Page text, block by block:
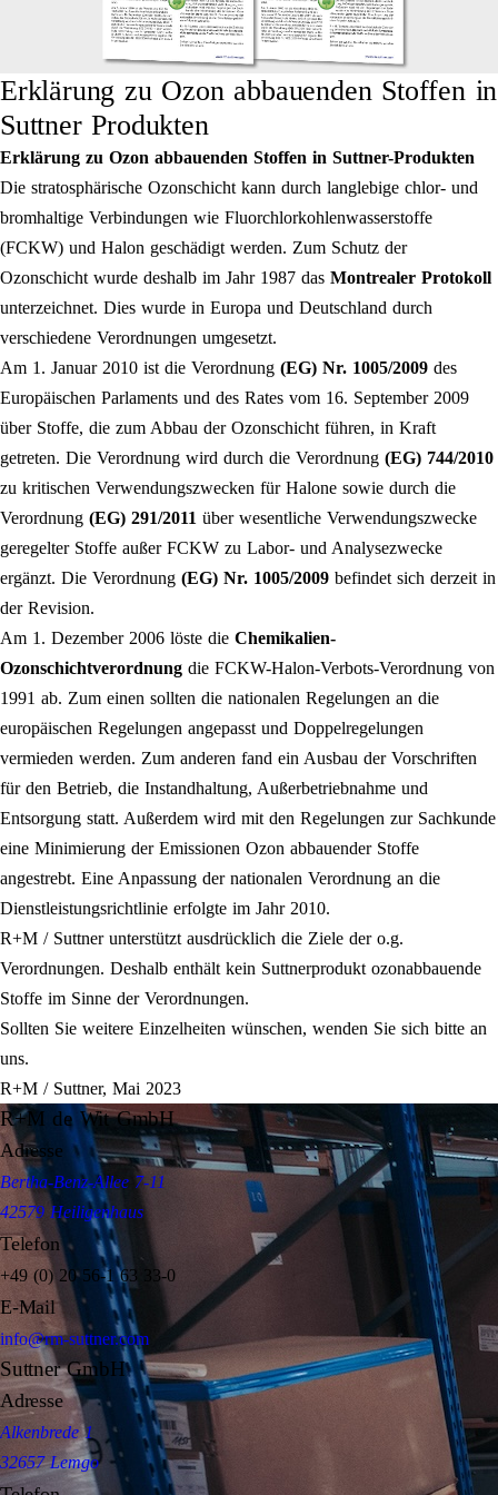
Erklärung zu Ozon abbauenden Stoffen in
Suttner Produkten
Erklärung zu Ozon abbauenden Stoffen in Suttner-Produkten
Die stratosphärische Ozonschicht kann durch langlebige chlor- und
bromhaltige Verbindungen wie Fluorchlorkohlenwasserstoffe
(FCKW) und Halon geschädigt werden. Zum Schutz der
Ozonschicht wurde deshalb im Jahr 1987 das Montrealer Protokoll
unterzeichnet. Dies wurde in Europa und Deutschland durch
verschiedene Verordnungen umgesetzt.
Am 1. Januar 2010 ist die Verordnung (EG) Nr. 1005/2009 des
Europäischen Parlaments und des Rates vom 16. September 2009
über Stoffe, die zum Abbau der Ozonschicht führen, in Kraft
getreten. Die Verordnung wird durch die Verordnung (EG) 744/2010
zu kritischen Verwendungszwecken für Halone sowie durch die
Verordnung (EG) 291/2011 über wesentliche Verwendungszwecke
geregelter Stoffe außer ⁠FCKW⁠ zu Labor- und Analysezwecke
ergänzt. Die Verordnung (EG) Nr. 1005/2009 befindet sich derzeit in
der Revision.
Am 1. Dezember 2006 löste die Chemikalien-
Ozonschichtverordnung die ⁠FCKW⁠-Halon-Verbots-Verordnung von
1991 ab. Zum einen sollten die nationalen Regelungen an die
europäischen Regelungen angepasst und Doppelregelungen
vermieden werden. Zum anderen fand ein Ausbau der Vorschriften
für den Betrieb, die Instandhaltung, Außerbetriebnahme und
Entsorgung statt. Außerdem wird mit den Regelungen zur Sachkunde
eine Minimierung der Emissionen Ozon abbauender Stoffe
angestrebt. Eine Anpassung der nationalen Verordnung an die
Dienstleistungsrichtlinie erfolgte im Jahr 2010.
R+M / Suttner unterstützt ausdrücklich die Ziele der o.g.
Verordnungen. Deshalb enthält kein Suttnerprodukt ozonabbauende
Stoffe im Sinne der Verordnungen.
Sollten Sie weitere Einzelheiten wünschen, wenden Sie sich bitte an
uns.
R+M / Suttner, Mai 2023
R+M de Wit GmbH
Adresse
Bertha-Benz-Allee 7-11
42579 Heiligenhaus
Telefon
+49 (0) 20 56-1 63 33-0
E-Mail
info@rm-suttner.com
Suttner GmbH
Adresse
Alkenbrede 1
32657 Lemgo